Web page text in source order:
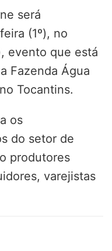
será
(1º), no
evento que está
Fazenda Água
Tocantins.
os
do setor de
produtores
varejistas